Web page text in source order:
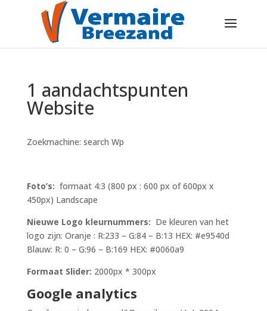
1 aandachtspunten
Website
Zoekmachine: search Wp
Foto’s: formaat 4:3 (800 px : 600 px of 600px x
450px) Landscape
Nieuwe Logo kleurnummers: De kleuren van het
logo zijn: Oranje : R:233 – G:84 – B:13 HEX: #e9540d
Blauw: R: 0 – G:96 – B:169 HEX: #0060a9
Formaat Slider: 2000px * 300px
Google analytics